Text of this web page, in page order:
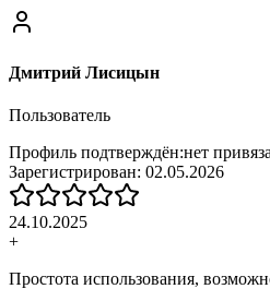
Дмитрий Лисицын
Пользователь
Профиль подтверждён:нет
Зарегистрирован: 02.05.2026
24.10.2025
+
Простота использования,